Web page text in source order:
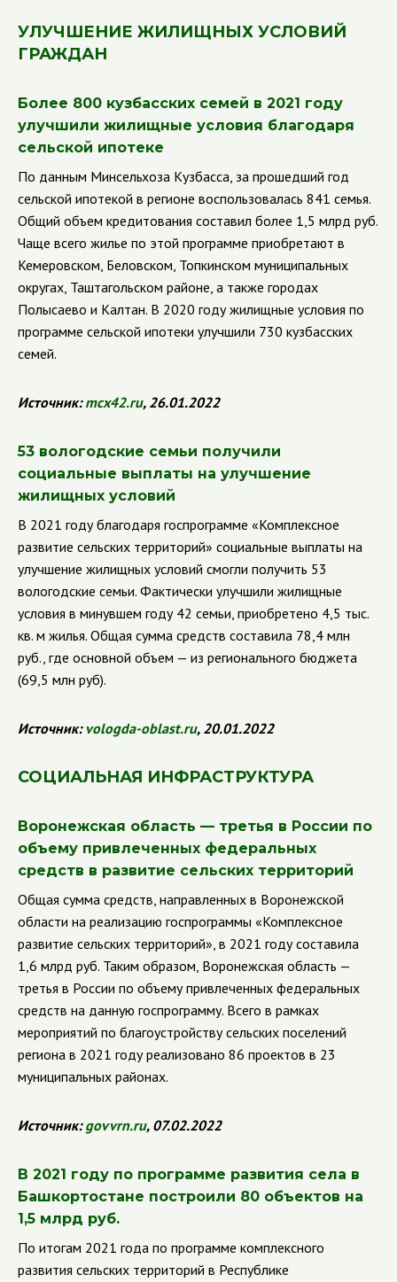
УЛУЧШЕНИЕ ЖИЛИЩНЫХ УСЛОВИЙ
ГРАЖДАН
Более 800 кузбасских семей в 2021 году
улучшили жилищные условия благодаря
сельской ипотеке
По данным Минсельхоза Кузбасса, за прошедший год
сельской ипотекой в регионе воспользовалась 841 семья.
Общий объем кредитования составил более 1,5 млрд руб.
Чаще всего жилье по этой программе приобретают в
Кемеровском, Беловском, Топкинском муниципальных
округах, Таштагольском районе, а также городах
Полысаево и Калтан. В 2020 году жилищные условия по
программе сельской ипотеки улучшили 730 кузбасских
семей.
Источник:mcx42.ru, 26.01.2022
53 вологодские семьи получили
социальные выплаты на улучшение
жилищных условий
В 2021 году благодаря госпрограмме «Комплексное
развитие сельских территорий» социальные выплаты на
улучшение жилищных условий смогли получить 53
вологодские семьи. Фактически улучшили жилищные
условия в минувшем году 42 семьи, приобретено 4,5 тыс.
кв. м жилья. Общая сумма средств составила 78,4 млн
руб., где основной объем — из регионального бюджета
(69,5 млн руб).
Источник:vologda-oblast.ru, 20.01.2022
СОЦИАЛЬНАЯ ИНФРАСТРУКТУРА
Воронежская область — третья в России по
объему привлеченных федеральных
средств в развитие сельских территорий
Общая сумма средств, направленных в Воронежской
области на реализацию госпрограммы «Комплексное
развитие сельских территорий», в 2021 году составила
1,6 млрд руб. Таким образом, Воронежская область —
третья в России по объему привлеченных федеральных
средств на данную госпрограмму. Всего в рамках
мероприятий по благоустройству сельских поселений
региона в 2021 году реализовано 86 проектов в 23
муниципальных районах.
Источник:govvrn.ru, 07.02.2022
В 2021 году по программе развития села в
Башкортостане построили 80 объектов на
1,5 млрд руб.
По итогам 2021 года по программе комплексного
развития сельских территорий в Республике